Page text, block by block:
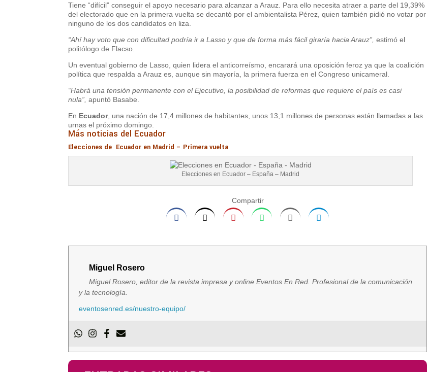
Tiene “difícil” conseguir el apoyo necesario para alcanzar a Arauz. Para ello necesita atraer a parte del 19,39%
del electorado que en la primera vuelta se decantó por el ambientalista Pérez, quien también pidió no votar por
ninguno de los dos candidatos en liza.
“Ahí hay voto que con dificultad podría ir a Lasso y que de forma más fácil giraría hacia Arauz”,estimó el
politólogo de Flacso.
Un eventual gobierno de Lasso, quien lidera el anticorreísmo, encarará una oposición feroz ya que la coalición
política que respalda a Arauz es, aunque sin mayoría, la primera fuerza en el Congreso unicameral.
“Habrá una tensión permanente con el Ejecutivo, la posibilidad de reformas que requiere el país es casi
nula”, apuntó Basabe.
En Ecuador, una nación de 17,4 millones de habitantes, unos 13,1 millones de personas están llamadas a las
urnas el próximo domingo.
Más noticias del Ecuador
Elecciones de Ecuador en Madrid – Primera vuelta
Elecciones en Ecuador – España – Madrid
Compartir
Miguel Rosero
Miguel Rosero, editor de la revista impresa y online Eventos En Red. Profesional de la comunicación
y la tecnología.
eventosenred.es/nuestro-equipo/